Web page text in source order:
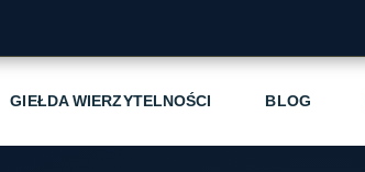
GIEŁDA WIERZYTELNOŚCI BLOG